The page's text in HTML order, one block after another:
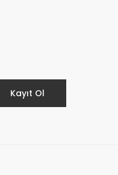
Kayıt Ol